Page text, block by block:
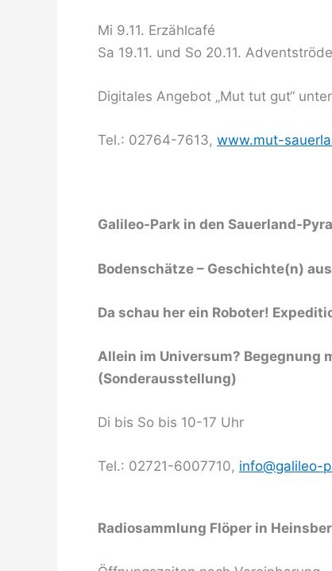
Mi 9.11. Erzählcafé
Sa 19.11. und So 20.11.
Digitales Angebot „Mut tut gut“ unter
Tel.: 02764-7613, www.mut-
Galileo-Park in den Sauerland-
Bodenschätze – Geschichte(n)
Da schau her ein Roboter!
Allein im Universum? Begegnung
(Sonderausstellung)
Di bis So bis 10-17 Uhr
Tel.: 02721-6007710, info@galileo-
Radiosammlung Flöper in